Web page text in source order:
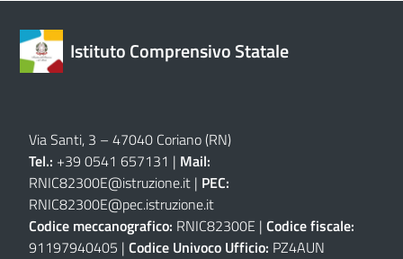
Istituto Comprensivo Statale
Via Santi, 3 – 47040 Coriano (RN)
Tel.: +39 0541 657131 | Mail:
RNIC82300E@istruzione.it | PEC:
RNIC82300E@pec.istruzione.it
Codice meccanografico: RNIC82300E | Codice fiscale:
91197940405 | Codice Univoco Ufficio: PZ4AUN